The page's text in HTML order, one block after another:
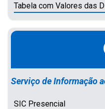
Tabela com Valores das
Serviço de Informação
SIC Presencial